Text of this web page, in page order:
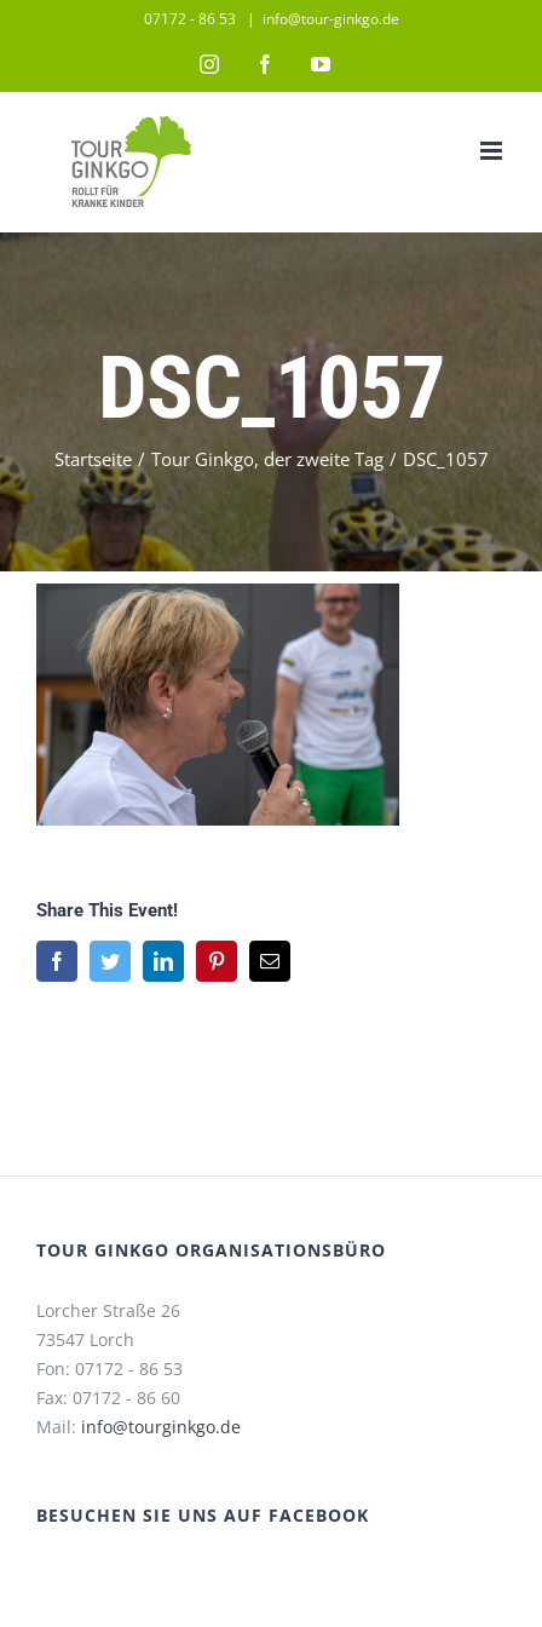
07172 - 86 53 | info@tour-ginkgo.de
InstagramFacebookYouTube
DSC_1057
Startseite / Tour Ginkgo, der zweite Tag / DSC_1057
Share This Event!
FacebookTwitterLinkedInPinterestE-
Mail
TOUR GINKGO ORGANISATIONSBÜRO
Lorcher Straße 26
73547 Lorch
Fon: 07172 - 86 53
Fax: 07172 - 86 60
Mail: info@tourginkgo.de
BESUCHEN SIE UNS AUF FACEBOOK